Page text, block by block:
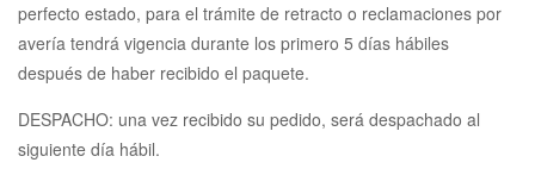
perfecto estado, para el trámite de retracto o reclamaciones por
avería tendrá vigencia durante los primero 5 días hábiles
después de haber recibido el paquete.
DESPACHO: una vez recibido su pedido, será despachado al
siguiente día hábil.